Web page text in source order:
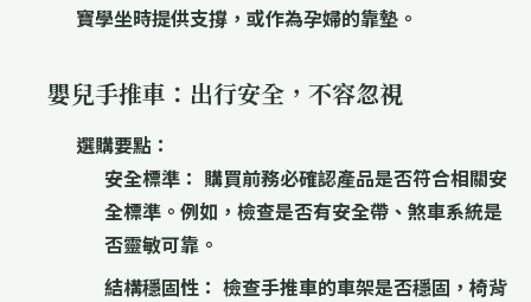
寶學坐時提供支撐，或作為孕婦的靠墊。
嬰兒手推車：出行安全，不容忽視
選購要點：
安全標準： 購買前務必確認產品是否符合相關安
全標準。例如，檢查是否有安全帶、煞車系統是
否靈敏可靠。
結構穩固性： 檢查手推車的車架是否穩固，椅背